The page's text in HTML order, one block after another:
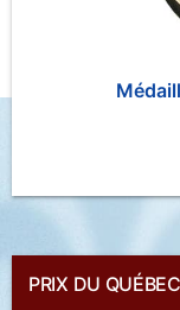
PRIX DU QUÉBEC